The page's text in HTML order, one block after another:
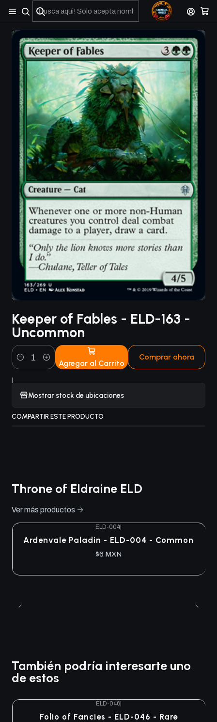
No olviden reportar sus depositos y transferencias por Whatsapp
Keeper of Fables - ELD-163 -
Uncommon
Cantidad Agregar al Carrito
Comprar ahora
|
Mostrar stock de ubicaciones
COMPARTIR ESTE PRODUCTO
Throne of Eldraine ELD
Ver más productos
ELD-004
Ardenvale Paladin - ELD-004 - Common
$6 MXN
También podría interesarte uno
de estos
Agotado
ELD-046|
Folio of Fancies - ELD-046 - Rare